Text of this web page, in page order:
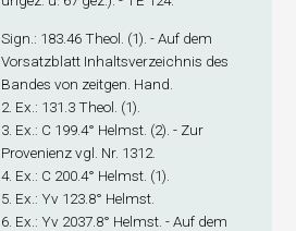
Sign .: 183.46 Theol. (1). - Auf dem
Vorsatzblatt Inhaltsverzeichnis des
Bandes von zeitgen. Hand.
2. Ex .: 131.3 Theol. (1).
3. Ex .: C 199.4° Helmst. (2). - Zur
Provenienz vgl. Nr. 1312.
4. Ex .: C 200.4° Helmst. (1).
5. Ex .: Yv 123.8° Helmst.
6. Ex .: Yv 2037.8° Helmst. - Auf dem